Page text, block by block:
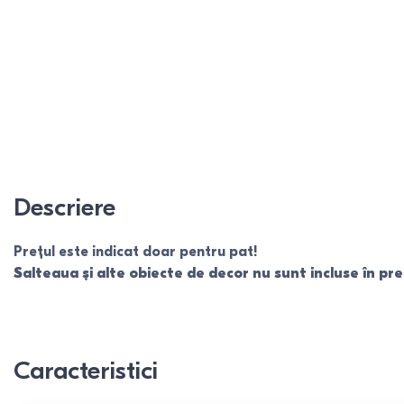
Descriere
Prețul este indicat doar pentru pat!
Salteaua și alte obiecte de decor nu sunt incluse în
Caracteristici